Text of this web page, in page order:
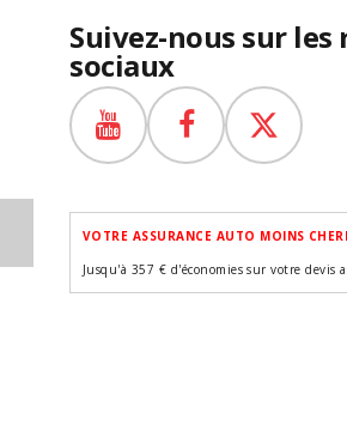
Suivez-nous sur les
sociaux
VOTRE ASSURANCE AUTO MOINS
Jusqu'à 357 € d'économies sur votre devis